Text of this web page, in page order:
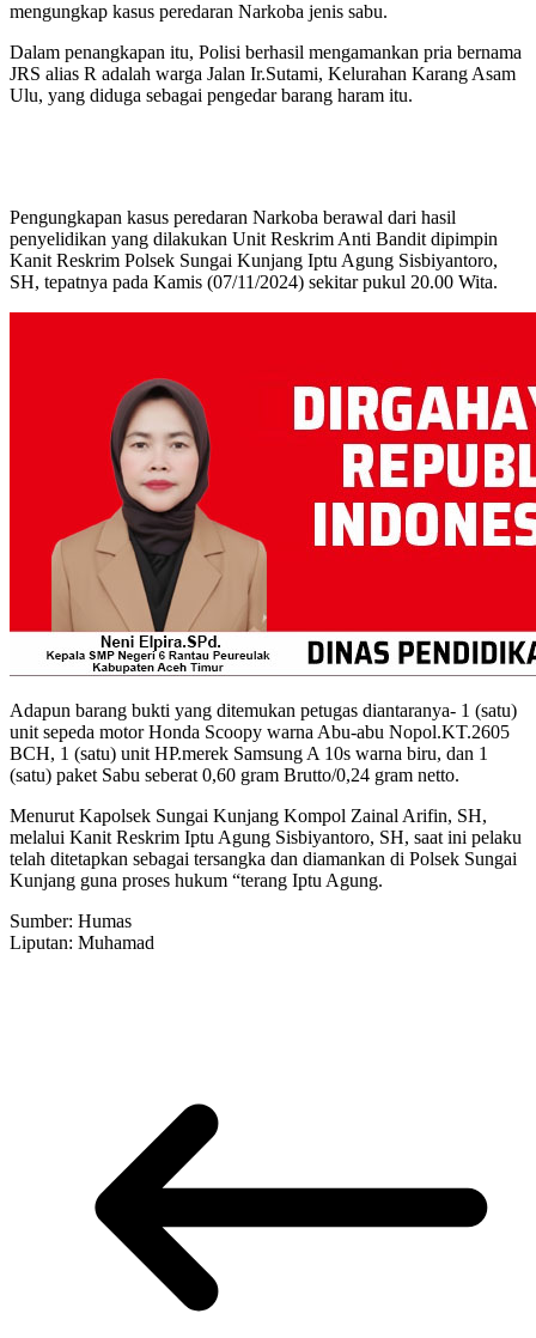
mengungkap kasus peredaran Narkoba jenis sabu.
Dalam penangkapan itu, Polisi berhasil mengamankan pria bernama
JRS alias R adalah warga Jalan Ir.Sutami, Kelurahan Karang Asam
Ulu, yang diduga sebagai pengedar barang haram itu.
Pengungkapan kasus peredaran Narkoba berawal dari hasil
penyelidikan yang dilakukan Unit Reskrim Anti Bandit dipimpin
Kanit Reskrim Polsek Sungai Kunjang Iptu Agung Sisbiyantoro,
SH, tepatnya pada Kamis (07/11/2024) sekitar pukul 20.00 Wita.
Adapun barang bukti yang ditemukan petugas diantaranya- 1 (satu)
unit sepeda motor Honda Scoopy warna Abu-abu Nopol.KT.2605
BCH, 1 (satu) unit HP.merek Samsung A 10s warna biru, dan 1
(satu) paket Sabu seberat 0,60 gram Brutto/0,24 gram netto.
Menurut Kapolsek Sungai Kunjang Kompol Zainal Arifin, SH,
melalui Kanit Reskrim Iptu Agung Sisbiyantoro, SH, saat ini pelaku
telah ditetapkan sebagai tersangka dan diamankan di Polsek Sungai
Kunjang guna proses hukum “terang Iptu Agung.
Sumber: Humas
Liputan: Muhamad